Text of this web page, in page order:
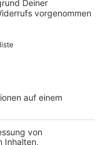
wichtigsten